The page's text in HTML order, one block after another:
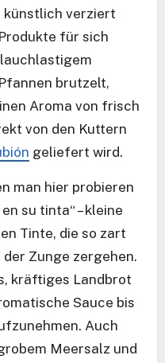
künstlich verziert
für sich
brutzelt,
Aroma von frisch
von den Kuttern
geliefert wird.
man hier probieren
su tinta“ – kleine
Tinte, die so zart
Zunge zergehen.
kräftiges Landbrot
Sauce bis
Auch
Meersalz und